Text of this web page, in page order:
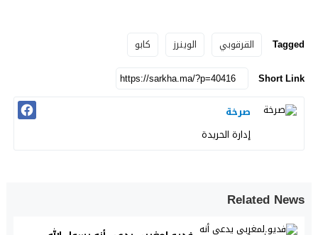
Tagged القرقوبي الوينرز
كابو
Short Link
صرخة
إدارة الحريدة
Related News